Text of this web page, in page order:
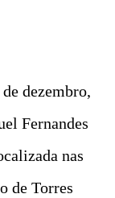
dezembro,
Fernandes
nas
de Torres